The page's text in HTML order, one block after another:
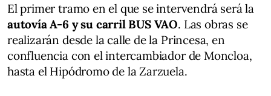
El primer tramo en el que se intervendrá será la
autovía A-6 y su carril BUS VAO. Las obras se
realizarán desde la calle de la Princesa, en
confluencia con el intercambiador de Moncloa,
hasta el Hipódromo de la Zarzuela.